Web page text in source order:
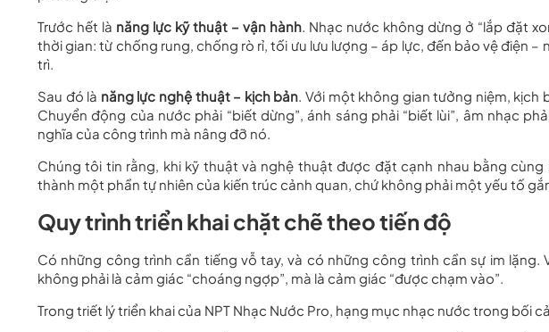
Trước hết là năng lực kỹ thuật – vận hành. Nhạc nước không dừng ở “lắp đặt
thời gian: từ chống rung, chống rò rỉ, tối ưu lưu lượng – áp lực, đến bảo vệ điện
trì.
Sau đó là năng lực nghệ thuật – kịch bản . Với một không gian tưởng niệm,
Chuyển động của nước phải “biết dừng”, ánh sáng phải “biết lùi”, âm nhạc
nghĩa của công trình mà nâng đỡ nó.
Chúng tôi tin rằng, khi kỹ thuật và nghệ thuật được đặt cạnh nhau bằng
thành một phần tự nhiên của kiến trúc cảnh quan, chứ không phải một yếu tố
Quy trình triển khai chặt chẽ theo tiến độ
Có những công trình cần tiếng vỗ tay, và có những công trình cần sự im lặng.
không phải là cảm giác “choáng ngợp”, mà là cảm giác “được chạm vào”.
Trong triết lý triển khai của NPT Nhạc Nước Pro, hạng mục nhạc nước trong bối